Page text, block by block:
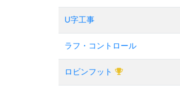
U字工事
ラフ・コントロール
ロビンフット